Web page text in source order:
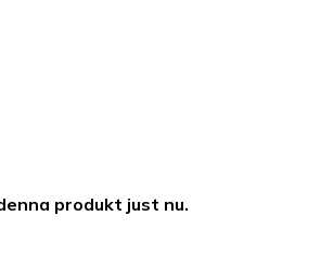
produkt just nu.